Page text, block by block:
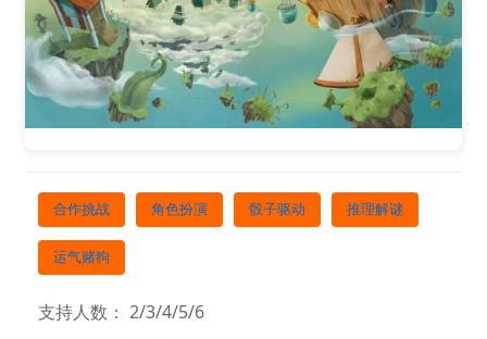
合作挑战 角色扮演 骰子驱动 推理解谜
运气赌狗
支持人数： 2/3/4/5/6